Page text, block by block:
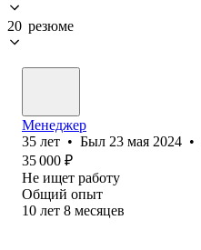
20 резюме
Менеджер
35 лет • Был 23 мая 2024 •
35 000 ₽
Не ищет работу
Общий опыт
10 лет 8 месяцев